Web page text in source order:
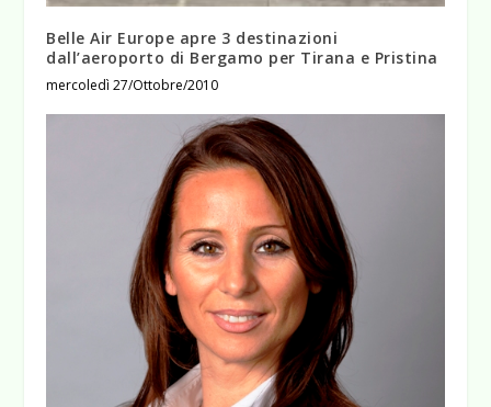
Belle Air Europe apre 3 destinazioni
dall’aeroporto di Bergamo per Tirana e Pristina
mercoledì 27/Ottobre/2010